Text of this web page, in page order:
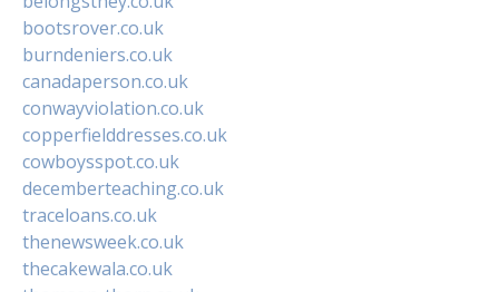
bootsrover.co.uk
burndeniers.co.uk
canadaperson.co.uk
conwayviolation.co.uk
copperfielddresses.co.uk
cowboysspot.co.uk
decemberteaching.co.uk
traceloans.co.uk
thenewsweek.co.uk
thecakewala.co.uk